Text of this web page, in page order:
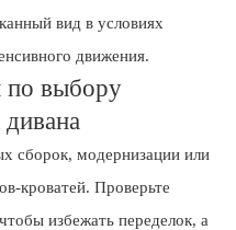
вид в условиях
движения.
по выбору
сборок, модернизации или
кроватей. Проверьте
избежать переделок, а